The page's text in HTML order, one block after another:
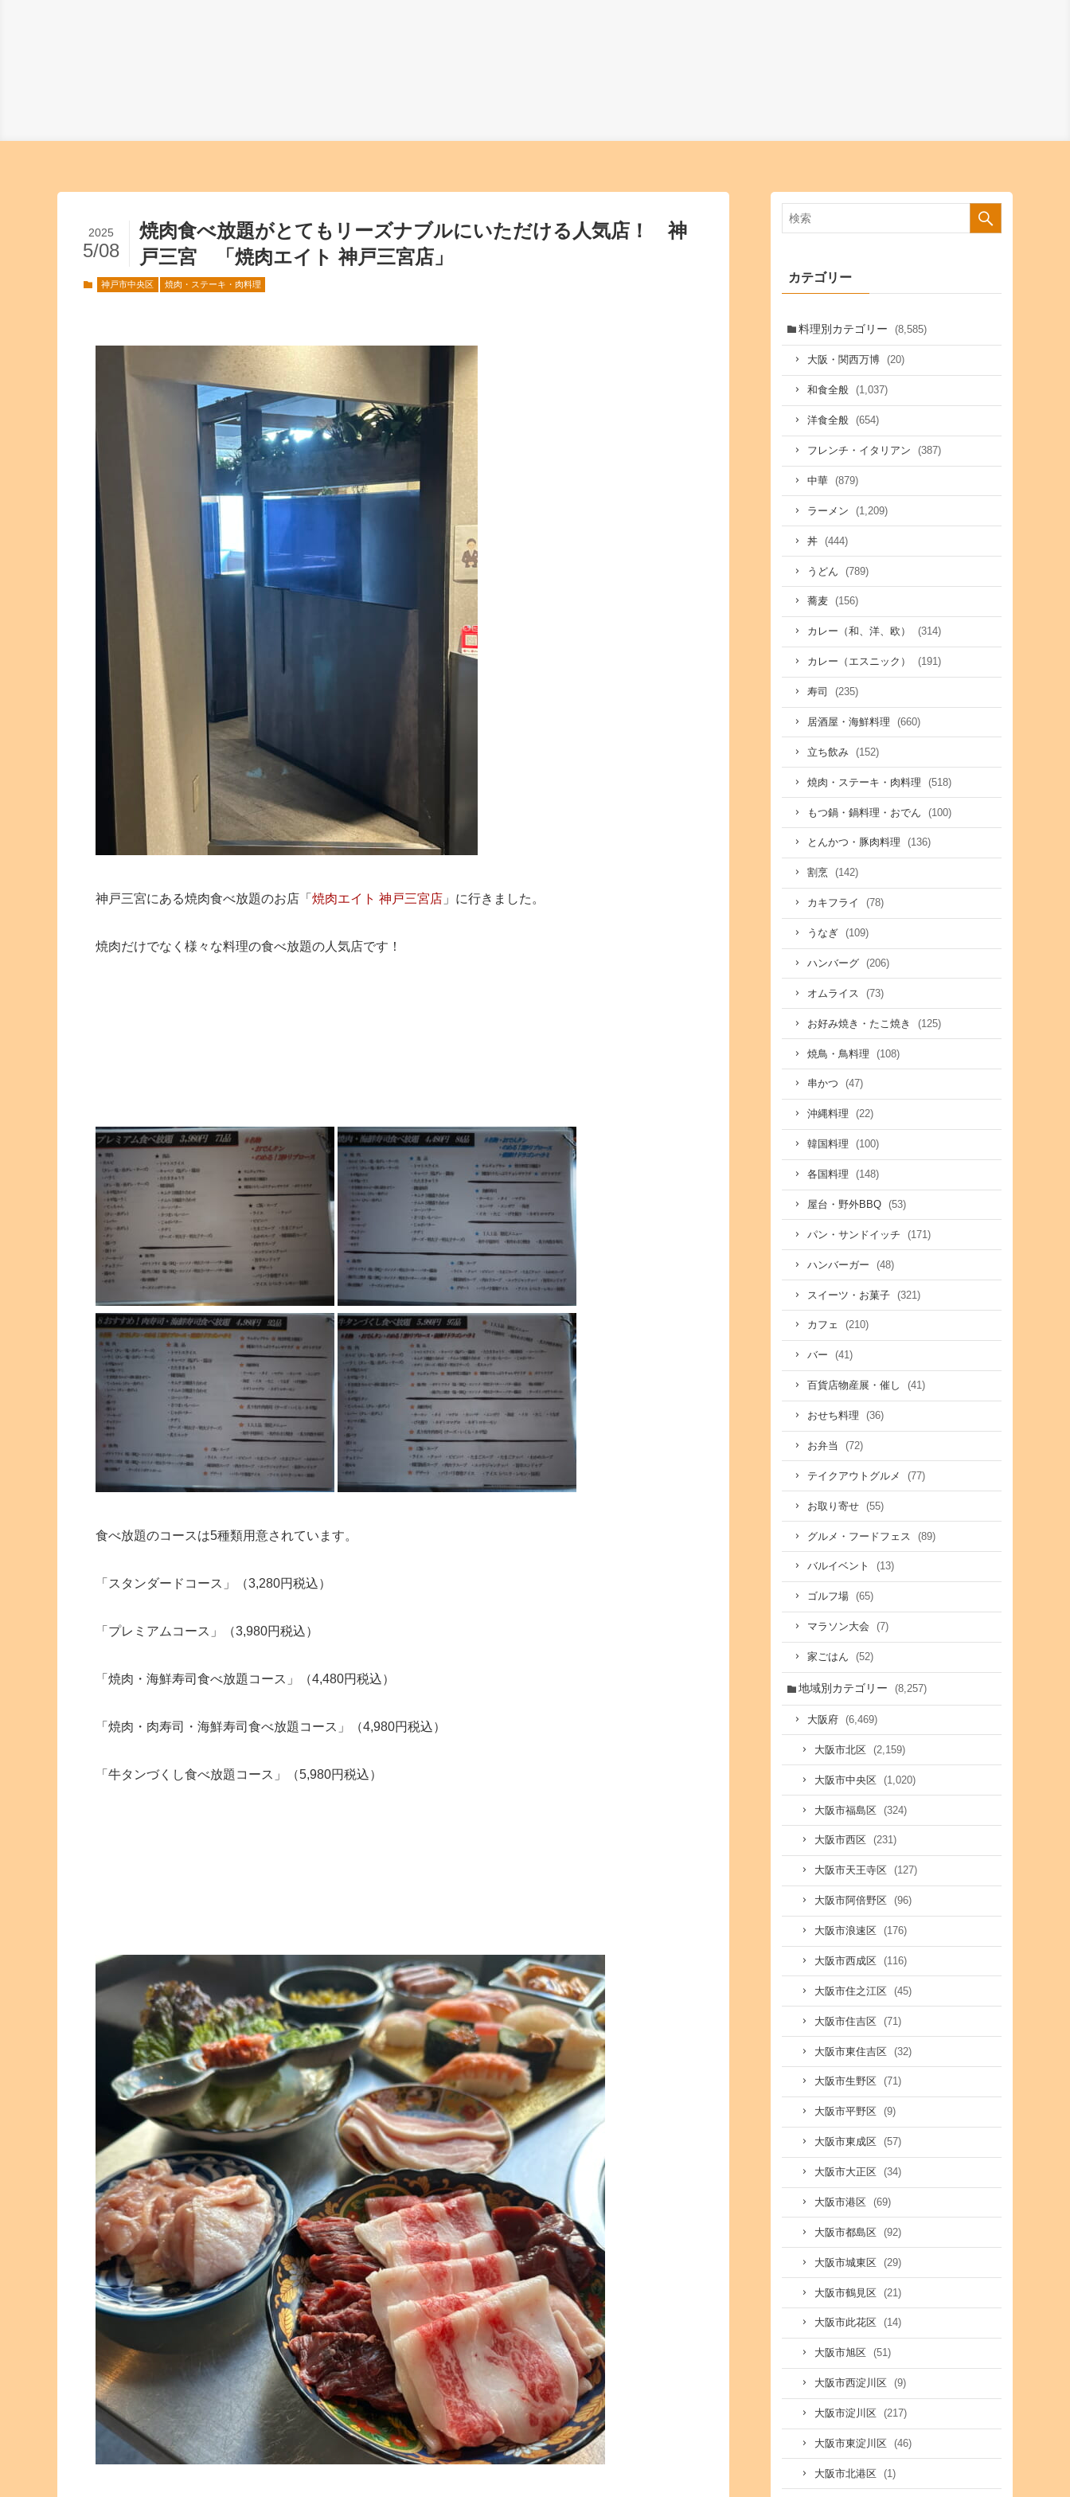
焼肉食べ放題がとてもリーズナブルにいただける人気店！ 神
戸三宮 「焼肉エイト 神戸三宮店」
2025
5/08
神戸市中央区 焼肉・ステーキ・肉料理
神戸三宮にある焼肉食べ放題のお店「 焼肉エイト 神戸三宮店 」に行きました。
焼肉だけでなく様々な料理の食べ放題の人気店です！
食べ放題のコースは5種類用意されています。
「スタンダードコース」（3,280円税込）
「プレミアムコース」（3,980円税込）
「焼肉・海鮮寿司食べ放題コース」（4,480円税込）
「焼肉・肉寿司・海鮮寿司食べ放題コース」（4,980円税込）
「牛タンづくし食べ放題コース」（5,980円税込）
カテゴリー
料理別カテゴリー (8,585)
大阪・関西万博 (20)
和食全般 (1,037)
洋食全般 (654)
フレンチ・イタリアン (387)
中華 (879)
ラーメン (1,209)
丼 (444)
うどん (789)
蕎麦 (156)
カレー（和、洋、欧） (314)
カレー（エスニック） (191)
寿司 (235)
居酒屋・海鮮料理 (660)
立ち飲み (152)
焼肉・ステーキ・肉料理 (518)
もつ鍋・鍋料理・おでん (100)
とんかつ・豚肉料理 (136)
割烹 (142)
カキフライ (78)
うなぎ (109)
ハンバーグ (206)
オムライス (73)
お好み焼き・たこ焼き (125)
焼鳥・鳥料理 (108)
串かつ (47)
沖縄料理 (22)
韓国料理 (100)
各国料理 (148)
屋台・野外BBQ (53)
パン・サンドイッチ (171)
ハンバーガー (48)
スイーツ・お菓子 (321)
カフェ (210)
バー (41)
百貨店物産展・催し (41)
おせち料理 (36)
お弁当 (72)
テイクアウトグルメ (77)
お取り寄せ (55)
グルメ・フードフェス (89)
バルイベント (13)
ゴルフ場 (65)
マラソン大会 (7)
家ごはん (52)
地域別カテゴリー (8,257)
大阪府 (6,469)
大阪市北区 (2,159)
大阪市中央区 (1,020)
大阪市福島区 (324)
大阪市西区 (231)
大阪市天王寺区 (127)
大阪市阿倍野区 (96)
大阪市浪速区 (176)
大阪市西成区 (116)
大阪市住之江区 (45)
大阪市住吉区 (71)
大阪市東住吉区 (32)
大阪市生野区 (71)
大阪市平野区 (9)
大阪市東成区 (57)
大阪市大正区 (34)
大阪市港区 (69)
大阪市都島区 (92)
大阪市城東区 (29)
大阪市鶴見区 (21)
大阪市此花区 (14)
大阪市旭区 (51)
大阪市西淀川区 (9)
大阪市淀川区 (217)
大阪市東淀川区 (46)
大阪市北港区 (1)